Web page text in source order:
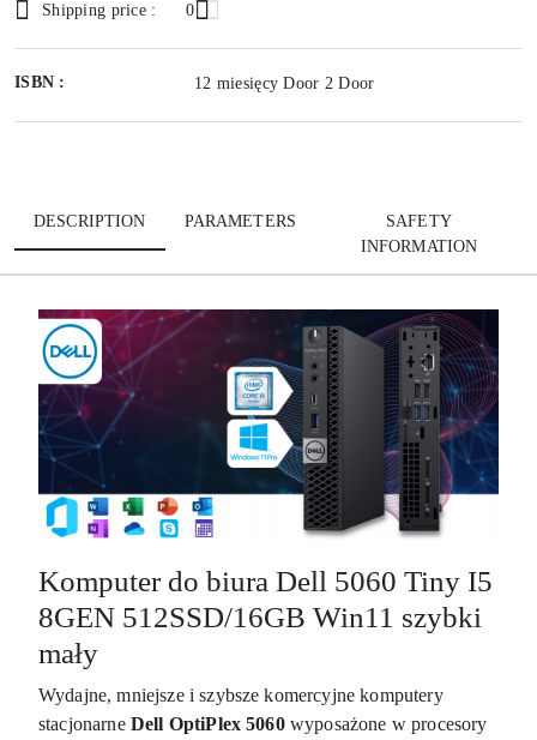
Shipping price :
0
ISBN : 12 miesięcy Door 2 Door
DESCRIPTION PARAMETERS
SAFETY
INFORMATION
Komputer do biura Dell 5060 Tiny I5
8GEN 512SSD/16GB Win11 szybki
mały
Wydajne, mniejsze i szybsze komercyjne komputery
stacjonarne Dell OptiPlex 5060wyposażone w procesory